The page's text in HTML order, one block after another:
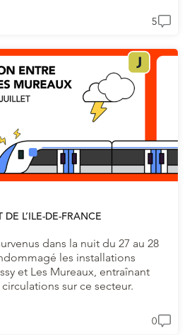
5
DE L’ILE-DE-FRANCE
dans la nuit du 27 au 28
les installations
et Les Mureaux, entraînant
sur ce secteur.
0